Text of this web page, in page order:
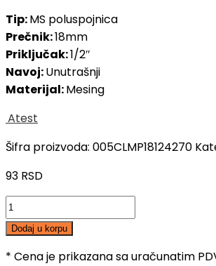
Tip:MS poluspojnica
Prečnik:18mm
Priključak:1/2″
Navoj:Unutrašnji
Materijal:Mesing
Atest
Šifra proizvoda: 005CLMP18124270
93 RSD
MS
poluspojnica
18-
1/2",
Dodaj u korpu
* Cena je prikazana sa uračunatim